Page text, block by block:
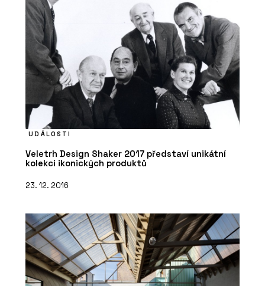
UDÁLOSTI
Veletrh Design Shaker 2017 představí unikátní
kolekci ikonických produktů
23. 12. 2016